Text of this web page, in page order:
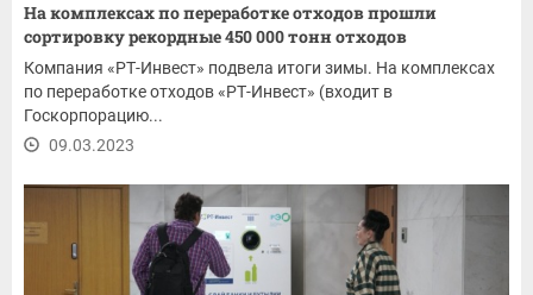
На комплексах по переработке отходов прошли
сортировку рекордные 450 000 тонн отходов
Компания «РТ-Инвест» подвела итоги зимы. На комплексах
по переработке отходов «РТ-Инвест» (входит в
Госкорпорацию...
09.03.2023